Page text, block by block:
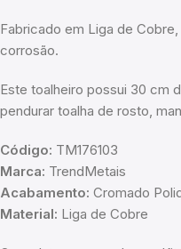
Fabricado em Liga de
corrosão.
Este toalheiro possui 30 cm
pendurar toalha de rosto,
Código: TM176103
Marca: TrendMetais
Acabamento: Cromado
Material: Liga de Cobre